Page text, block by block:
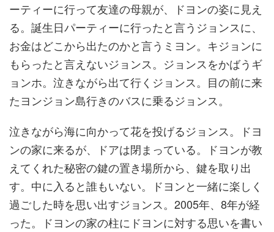
ーティーに行って友達の母親が、ドヨンの姿に見え
る。誕生日パーティーに行ったと言うジョンスに、
お金はどこから出たのかと言うミヨン。キジョンに
もらったと言えないジョンス。ジョンスをかばうギ
ョンホ。泣きながら出て行くジョンス。目の前に来
たヨンジョン島行きのバスに乗るジョンス。
泣きながら海に向かって花を投げるジョンス。ドヨ
ンの家に来るが、ドアは閉まっている。ドヨンが教
えてくれた秘密の鍵の置き場所から、鍵を取り出
す。中に入ると誰もいない。ドヨンと一緒に楽しく
過ごした時を思い出すジョンス。2005年、8年が経
った。ドヨンの家の柱にドヨンに対する思いを書い